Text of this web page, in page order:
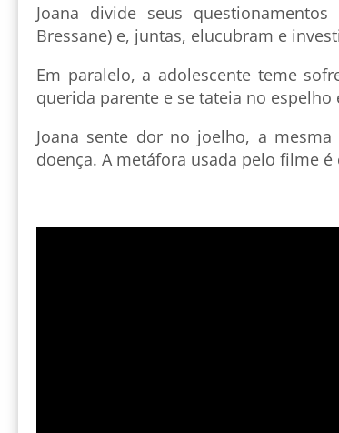
Joana divide seus
Bressane) e, juntas, elucubram e
Em paralelo, a adolescente teme
querida parente e se tateia no espelho
Joana sente dor no joelho, a
doença. A metáfora usada pelo filme é